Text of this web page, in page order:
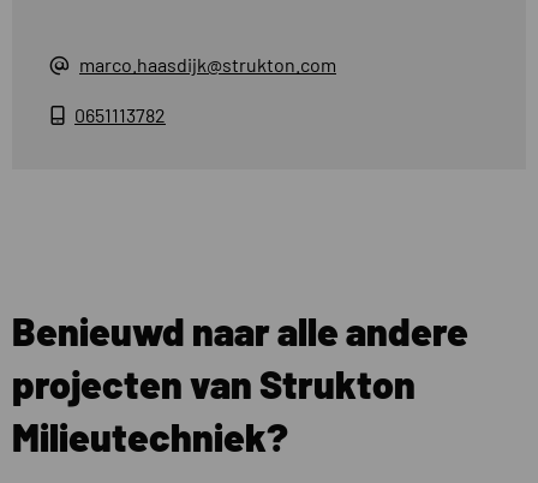
marco.haasdijk@strukton.com
0651113782
Benieuwd naar alle andere
projecten van Strukton
Milieutechniek?